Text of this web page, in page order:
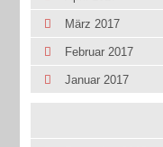
März 2017
Februar 2017
Januar 2017